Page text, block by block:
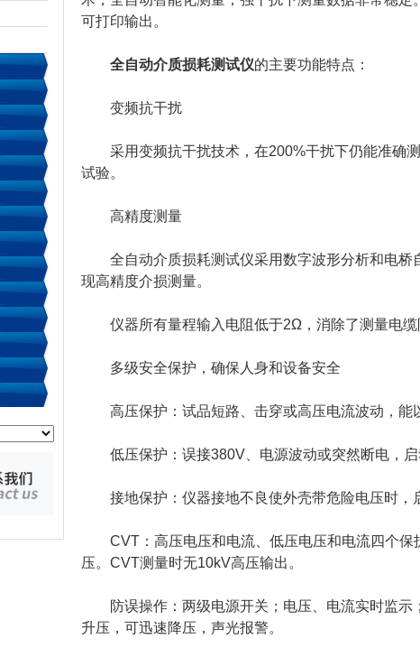
可打印输出。
全自动介质损耗测试仪的主要功能特点：
变频抗干扰
采用变频抗干扰技术，在200%干扰下仍能准确测
试验。
高精度测量
全自动介质损耗测试仪采用数字波形分析和电桥
现高精度介损测量。
仪器所有量程输入电阻低于2Ω，消除了测量电缆
多级安全保护，确保人身和设备安全
高压保护：试品短路、击穿或高压电流波动，能
低压保护：误接380V、电源波动或突然断电，启
接地保护：仪器接地不良使外壳带危险电压时，
CVT：高压电压和电流、低压电压和电流四个保
压。CVT测量时无10kV高压输出。
防误操作：两级电源开关；电压、电流实时监示
升压，可迅速降压，声光报警。